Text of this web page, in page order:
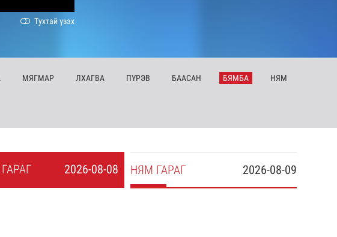
Тухтай үзэх
МЯГМАР ЛХАГВА ПҮРЭВ БААСАН БЯМБА НЯМ
2026-08-08
ГАРАГ 2026-08-09
НЯМ ГАРАГ